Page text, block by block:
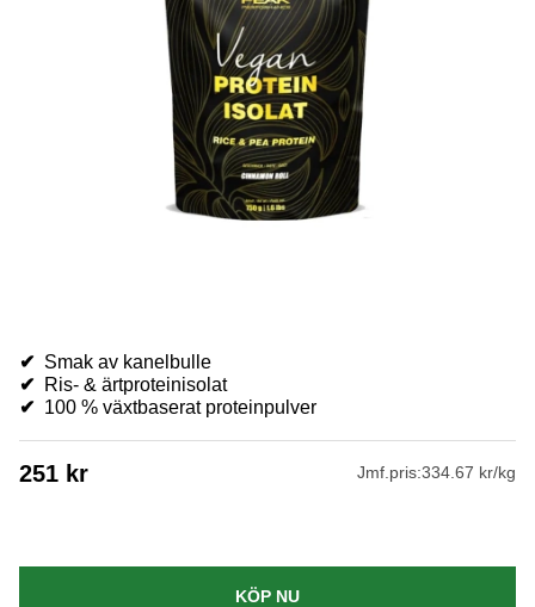
✔ Smak av kanelbulle
✔ Ris- & ärtproteinisolat
✔ 100 % växtbaserat proteinpulver
251 kr Jmf.pris:334.67 kr/kg
KÖP NU